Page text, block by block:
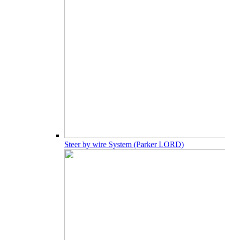
Steer by wire System (Parker LORD)